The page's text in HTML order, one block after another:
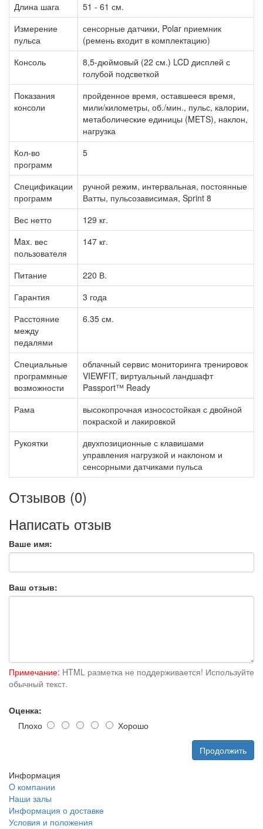
Длина шага
51 - 61 см.
Измерение
пульса
сенсорные датчики, Polar приемник
(ремень входит в комплектацию)
Консоль
8,5-дюймовый (22 см.) LCD дисплей с
голубой подсветкой
Показания
консоли
пройденное время, оставшееся время,
мили/километры, об./мин., пульс, калории,
метаболические единицы (METS), наклон,
нагрузка
Кол-во
программ
5
Спецификации
программ
ручной режим, интервальная, постоянные
Ватты, пульсозависимая, Sprint 8
Вес нетто
129 кг.
Max. вес
пользователя
147 кг.
Питание
220 В.
Гарантия
3 года
Расстояние
между
педалями
6.35 см.
Специальные
программные
возможности
облачный сервис мониторинга тренировок
VIEWFIT, виртуальный ландшафт
Passport™ Ready
Рама
высокопрочная износостойкая с двойной
покраской и лакировкой
Рукоятки
двухпозиционные с клавишами
управления нагрузкой и наклоном и
сенсорными датчиками пульса
Отзывов (0)
Написать отзыв
Ваше имя:
Ваш отзыв:
Примечание: HTML разметка не поддерживается! Используйте
обычный текст.
Оценка:
Плохо
Хорошо
Продолжить
Информация
O компании
Наши залы
Информация о доставке
Условия и положения